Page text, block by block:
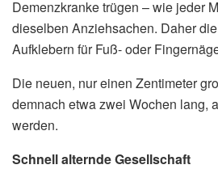
Demenzkranke trügen – wie jeder
dieselben Anziehsachen. Daher
Aufklebern für Fuß- oder
Die neuen, nur einen Zentimeter
demnach etwa zwei Wochen lang,
werden.
Schnell alternde Gesellschaft